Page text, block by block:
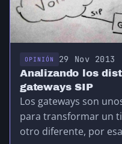
OPINIÓN 29 Nov 2013
Analizando los
gateways SIP
Los gateways son
para transformar un
otro diferente, por